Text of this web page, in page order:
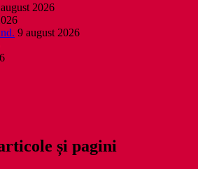
2026
9 august 2026
și pagini